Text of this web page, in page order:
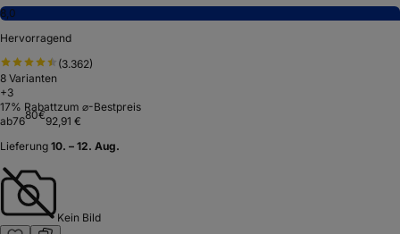
8,0
Hervorragend
(3.362)
8 Varianten
+3
17% Rabattzum ⌀-Bestpreis
ab7680€92,91 €
Lieferung 10. – 12. Aug.
Kein Bild